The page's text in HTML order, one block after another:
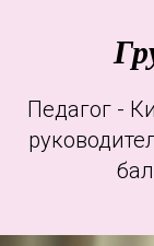
Педагог -